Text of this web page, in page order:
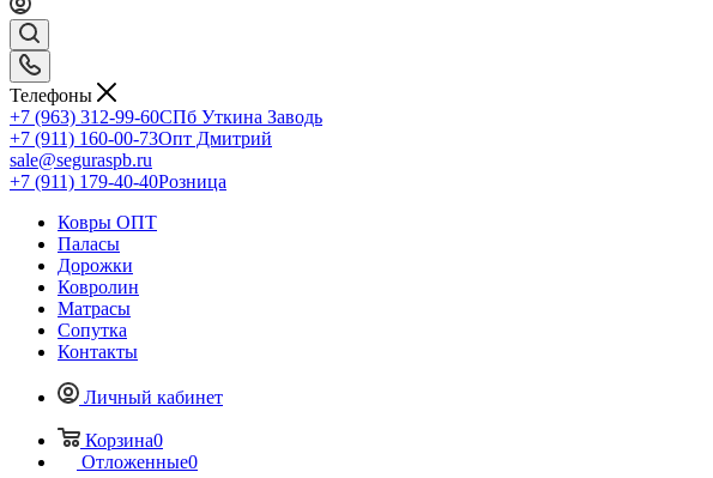
Телефоны
+7 (963) 312-99-60СПб Уткина Заводь
+7 (911) 160-00-73Опт Дмитрий
sale@seguraspb.ru
+7 (911) 179-40-40Розница
Ковры ОПТ
Паласы
Дорожки
Ковролин
Матрасы
Сопутка
Контакты
Личный кабинет
Корзина0
Отложенные0